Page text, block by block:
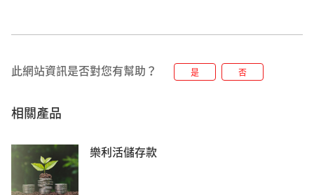
此網站資訊是否對您有幫助？ 是 否
相關產品
樂利活儲存款